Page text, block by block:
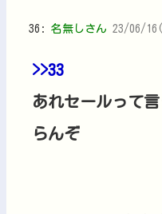
36: 名無しさん 23/06/
>>33
あれセールって
らんぞ